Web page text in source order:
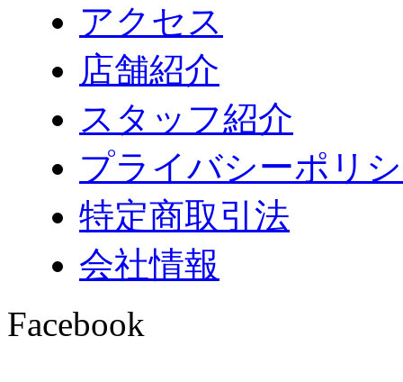
アクセス
店舗紹介
スタッフ紹介
プライバシーポリ
特定商取引法
会社情報
Facebook